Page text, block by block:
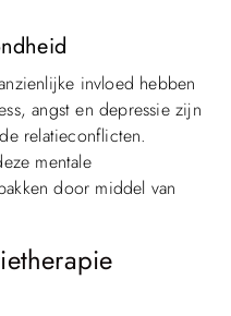
invloed hebben
angst en depressie zijn
relatieconflicten.
mentale
door middel van